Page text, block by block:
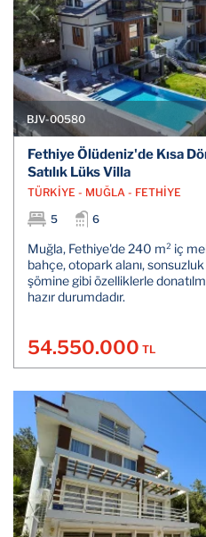
BJV-00580
Fethiye Ölüdeniz'de Kısa
Satılık Lüks Villa
TÜRKİYE - MUĞLA - FETHİYE
5
6
Muğla, Fethiye'de 240 m² iç
bahçe, otopark alanı,
şömine gibi özelliklerle
hazır durumdadır.
54.550.000 TL